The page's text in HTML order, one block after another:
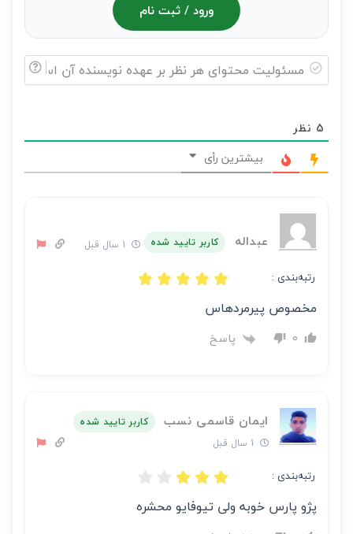
ورود / ثبت نام
هر
نظر
بر
نویسنده
5 نظر
بیشترین رأی
عبداله کاربر تایید شده
رتبه‌بندی :
مخصوص پیرمردهاس
0 پاسخ
ایمان قاسمی نسب
کاربر تایید شده
رتبه‌بندی :
پژو پارس خوبه ولی تیوفایو محشره